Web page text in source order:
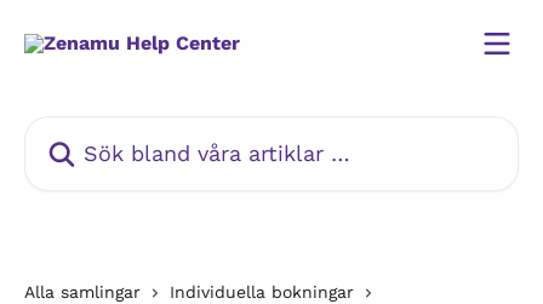
Alla samlingar
Individuella bokningar